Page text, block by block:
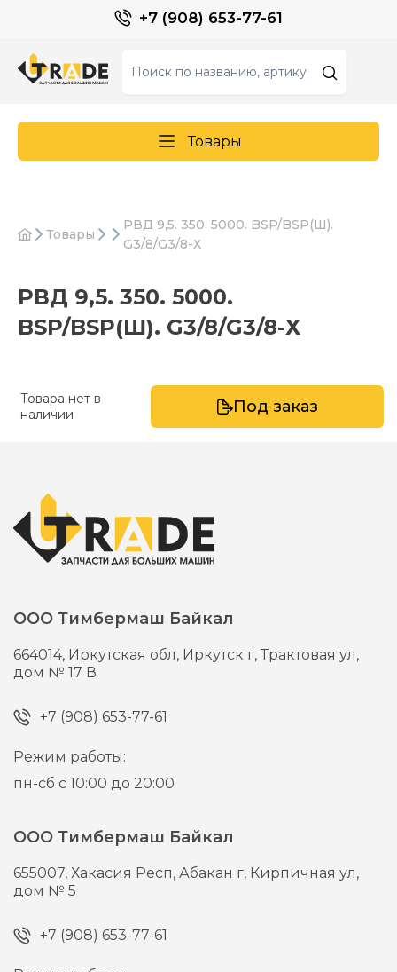
+7 (908) 653-77-61
Товары
Товары
РВД 9,5. 350. 5000. BSP/BSP(Ш).
G3/8/G3/8-Х
РВД 9,5. 350. 5000.
BSP/BSP(Ш). G3/8/G3/8-Х
Товара нет в
наличии
Под заказ
ООО Тимбермаш Байкал
664014, Иркутская обл, Иркутск г,Трактовая ул,
дом № 17 В
+7 (908) 653-77-61
Режим работы:
пн-сб с 10:00 до 20:00
ООО Тимбермаш Байкал
655007,Хакасия Респ, Абакан г, Кирпичная ул,
дом № 5
+7 (908) 653-77-61